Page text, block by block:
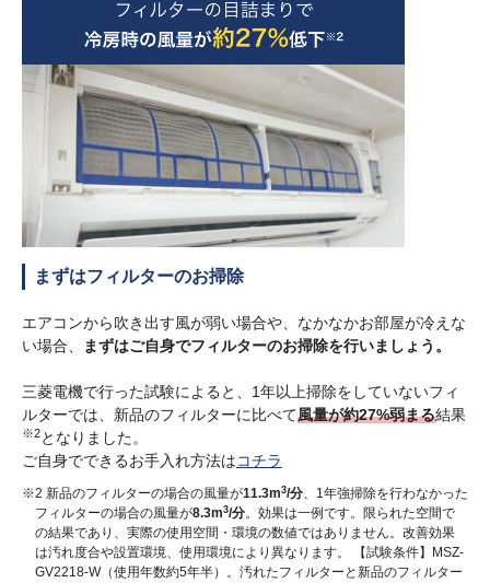
まずはフィルターのお掃除
エアコンから吹き出す風が弱い場合や、なかなかお部屋が冷えな
い場合、
まずはご自身でフィルターのお掃除を行いましょう。
三菱電機で行った試験によると、1年以上掃除をしていないフィ
ルターでは、新品のフィルターに比べて風量が約27%弱まる結果
※2となりました。
ご自身でできるお手入れ方法はコチラ
※2 新品のフィルターの場合の風量が11.3m3/分、1年強掃除を行わなかった
フィルターの場合の風量が8.3m3/分。効果は一例です。限られた空間で
の結果であり、実際の使用空間・環境の数値ではありません。改善効果
は汚れ度合や設置環境、使用環境により異なります。 【試験条件】MSZ-
GV2218-W（使用年数約5年半）。汚れたフィルターと新品のフィルター